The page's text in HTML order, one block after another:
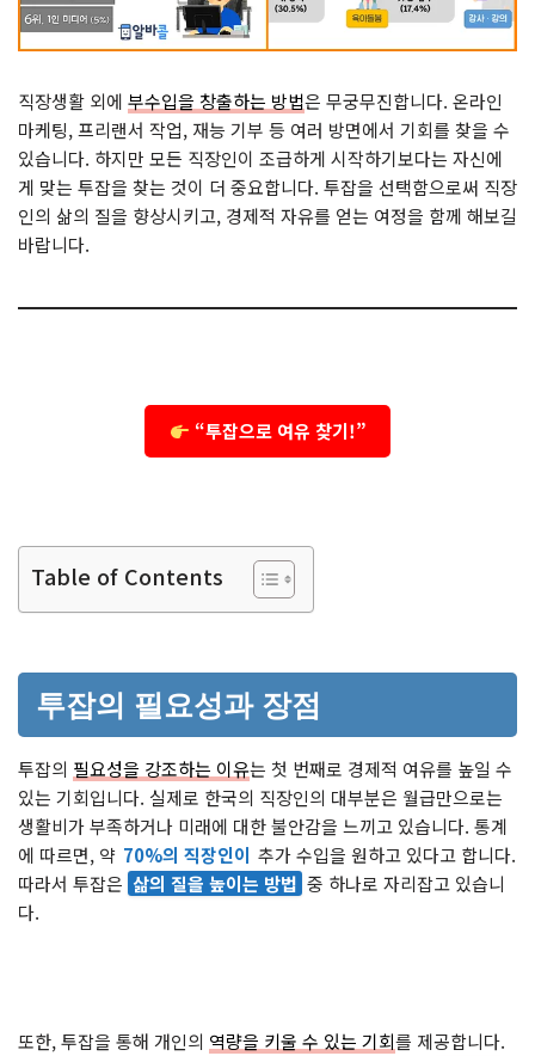
직장생활 외에 부수입을 창출하는 방법은 무궁무진합니다. 온라인
마케팅, 프리랜서 작업, 재능 기부 등 여러 방면에서 기회를 찾을 수
있습니다. 하지만 모든 직장인이 조급하게 시작하기보다는 자신에
게 맞는 투잡을 찾는 것이 더 중요합니다. 투잡을 선택함으로써 직장
인의 삶의 질을 향상시키고, 경제적 자유를 얻는 여정을 함께 해보길
바랍니다.
“투잡으로 여유 찾기!”
Table of Contents
투잡의 필요성과 장점
투잡의 필요성을 강조하는 이유는 첫 번째로 경제적 여유를 높일 수
있는 기회입니다. 실제로 한국의 직장인의 대부분은 월급만으로는
생활비가 부족하거나 미래에 대한 불안감을 느끼고 있습니다. 통계
에 따르면, 약 70%의 직장인이 추가 수입을 원하고 있다고 합니다.
따라서 투잡은 삶의 질을 높이는 방법 중 하나로 자리잡고 있습니
다.
또한, 투잡을 통해 개인의 역량을 키울 수 있는 기회를 제공합니다.